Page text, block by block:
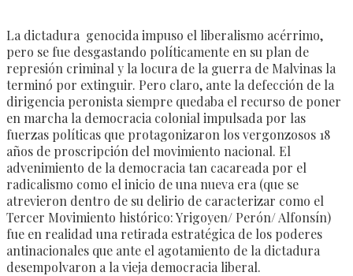
La dictadura genocida impuso el liberalismo acérrimo,
pero se fue desgastando políticamente en su plan de
represión criminal y la locura de la guerra de Malvinas la
terminó por extinguir. Pero claro, ante la defección de la
dirigencia peronista siempre quedaba el recurso de poner
en marcha la democracia colonial impulsada por las
fuerzas políticas que protagonizaron los vergonzosos 18
años de proscripción del movimiento nacional. El
advenimiento de la democracia tan cacareada por el
radicalismo como el inicio de una nueva era (que se
atrevieron dentro de su delirio de caracterizar como el
Tercer Movimiento histórico: Yrigoyen/ Perón/ Alfonsín)
fue en realidad una retirada estratégica de los poderes
antinacionales que ante el agotamiento de la dictadura
desempolvaron a la vieja democracia liberal.